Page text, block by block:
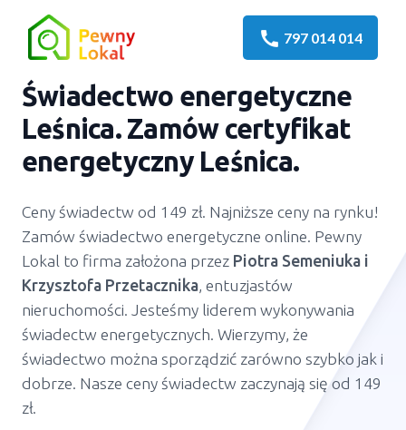
call 797 014 014
Świadectwo energetyczne
Leśnica. Zamów certyfikat
energetyczny Leśnica.
Ceny świadectw od 149 zł. Najniższe ceny na rynku!
Zamów świadectwo energetyczne online. Pewny
Lokal to firma założona przez Piotra Semeniuka i
Krzysztofa Przetacznika, entuzjastów
nieruchomości. Jesteśmy liderem wykonywania
świadectw energetycznych. Wierzymy, że
świadectwo można sporządzić zarówno szybko jak i
dobrze. Nasze ceny świadectw zaczynają się od 149
zł.